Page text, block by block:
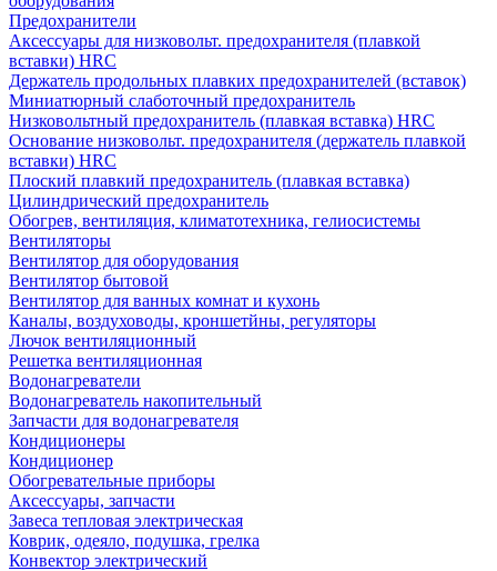
Предохранители
Аксессуары для низковольт. предохранителя (плавкой
вставки) HRC
Держатель продольных плавких предохранителей (вставок)
Миниатюрный слаботочный предохранитель
Низковольтный предохранитель (плавкая вставка) HRC
Основание низковольт. предохранителя (держатель плавкой
вставки) HRC
Плоский плавкий предохранитель (плавкая вставка)
Цилиндрический предохранитель
Обогрев, вентиляция, климатотехника, гелиосистемы
Вентиляторы
Вентилятор для оборудования
Вентилятор бытовой
Вентилятор для ванных комнат и кухонь
Каналы, воздуховоды, кроншетйны, регуляторы
Лючок вентиляционный
Решетка вентиляционная
Водонагреватели
Водонагреватель накопительный
Запчасти для водонагревателя
Кондиционеры
Кондиционер
Обогревательные приборы
Аксессуары, запчасти
Завеса тепловая электрическая
Коврик, одеяло, подушка, грелка
Конвектор электрический